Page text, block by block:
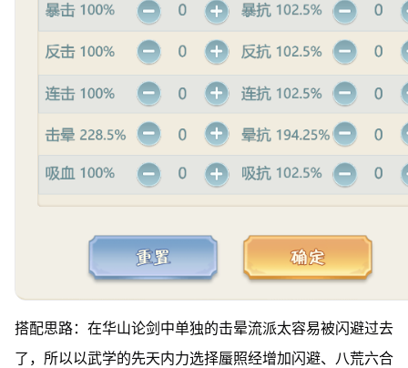
搭配思路：在华山论剑中单独的击晕流派太容易被闪避过去
了，所以以武学的先天内力选择蜃照经增加闪避、八荒六合